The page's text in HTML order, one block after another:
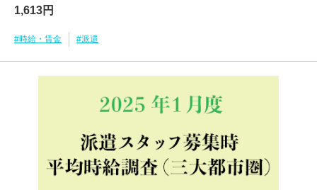
1,613円
#時給・賃金 #派遣